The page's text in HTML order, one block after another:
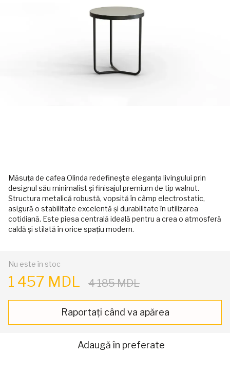
Măsuța de cafea Olinda redefinește eleganța livingului prin
designul său minimalist și finisajul premium de tip walnut.
Structura metalică robustă, vopsită în câmp electrostatic,
asigură o stabilitate excelentă și durabilitate în utilizarea
cotidiană. Este piesa centrală ideală pentru a crea o atmosferă
caldă și stilată în orice spațiu modern.
Nu este în stoc
1 457 MDL 4 185 MDL
Raportați când va apărea
Adaugă în preferate